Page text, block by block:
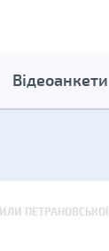
Відеоанкети
ПЕТРАНОВСЬКОЇ